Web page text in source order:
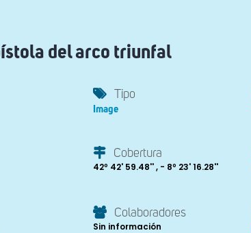
del arco triunfal
Tipo
Image
Cobertura
42º 42' 59.48'' , - 8º 23' 16.28''
Colaboradores
Sin información